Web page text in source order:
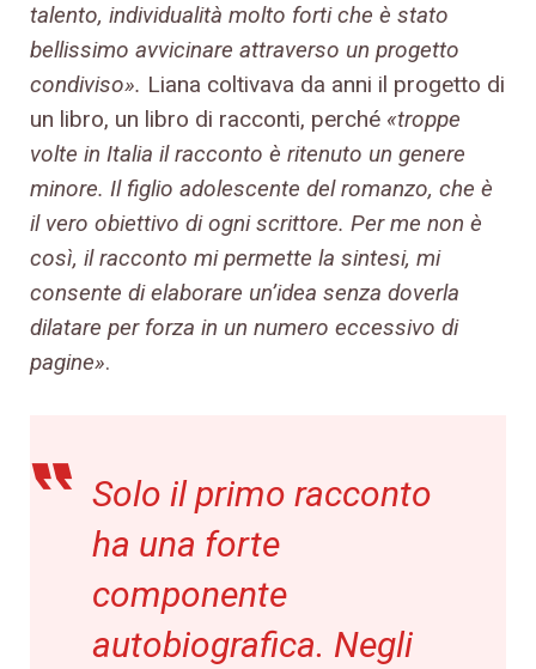
talento, individualità molto forti che è stato
bellissimo avvicinare attraverso un progetto
condiviso». Liana coltivava da anni il progetto di
un libro, un libro di racconti, perché «troppe
volte in Italia il racconto è ritenuto un genere
minore. Il figlio adolescente del romanzo, che è
il vero obiettivo di ogni scrittore. Per me non è
così, il racconto mi permette la sintesi, mi
consente di elaborare un’idea senza doverla
dilatare per forza in un numero eccessivo di
pagine».
Solo il primo racconto
ha una forte
componente
autobiografica. Negli